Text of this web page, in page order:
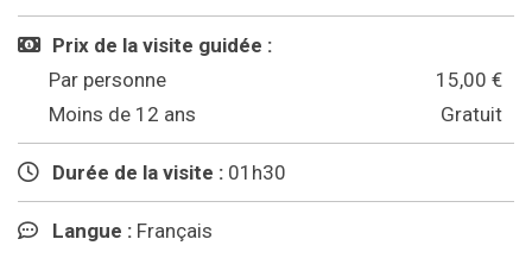
Prix de la visite guidée :
Par personne
15,00 €
Moins de 12 ans
Gratuit
Durée de la visite : 01h30
Langue : Français